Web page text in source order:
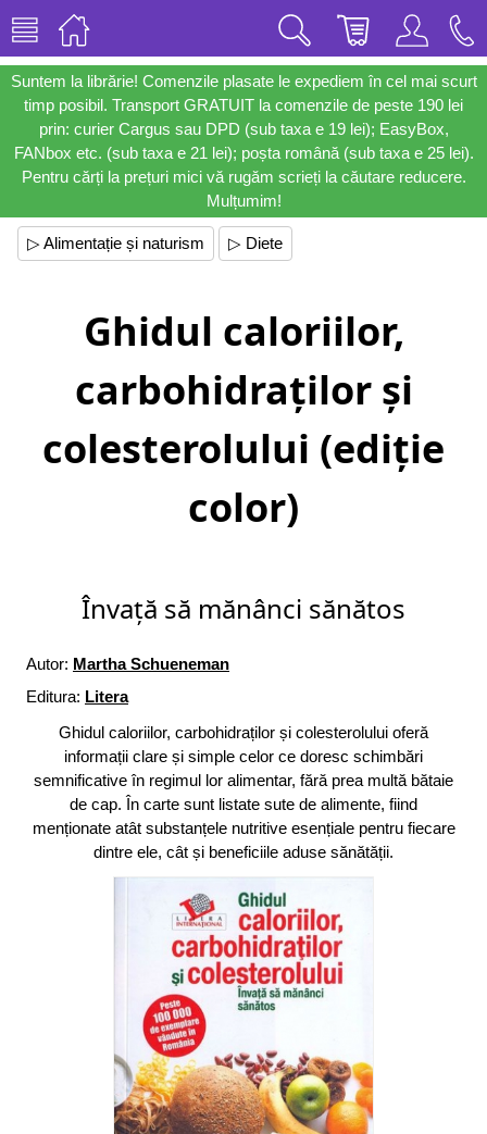
Suntem la librărie! Comenzile plasate le expediem în cel mai scurt
timp posibil. Transport GRATUIT la comenzile de peste 190 lei
prin: curier Cargus sau DPD (sub taxa e 19 lei); EasyBox,
FANbox etc. (sub taxa e 21 lei); poșta română (sub taxa e 25 lei).
Pentru cărți la prețuri mici vă rugăm scrieți la căutare reducere.
Mulțumim!
▷ Alimentație și naturism ▷ Diete
Ghidul caloriilor,
carbohidraților și
colesterolului (ediție
color)
Învață să mănânci sănătos
Autor: Martha Schueneman
Editura: Litera
Ghidul caloriilor, carbohidraților și colesterolului oferă
informații clare și simple celor ce doresc schimbări
semnificative în regimul lor alimentar, fără prea multă bătaie
de cap. În carte sunt listate sute de alimente, fiind
menționate atât substanțele nutritive esențiale pentru fiecare
dintre ele, cât și beneficiile aduse sănătății.